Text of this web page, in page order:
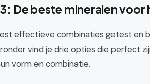
De beste mineralen voor
effectieve combinaties getest en
vind je drie opties die perfect
vorm en combinatie.